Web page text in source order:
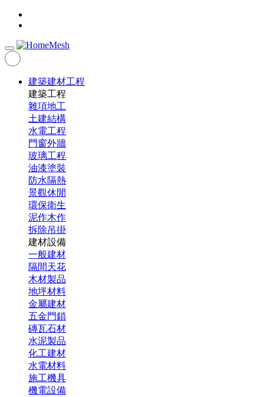
建築建材工程
建築工程
雜項地工
土建結構
水電工程
門窗外牆
玻璃工程
油漆塗裝
防水隔熱
景觀休閒
環保衛生
泥作木作
拆除吊掛
建材設備
一般建材
隔間天花
木材製品
地坪材料
金屬建材
五金門鎖
磚瓦石材
水泥製品
化工建材
水電材料
施工機具
機電設備